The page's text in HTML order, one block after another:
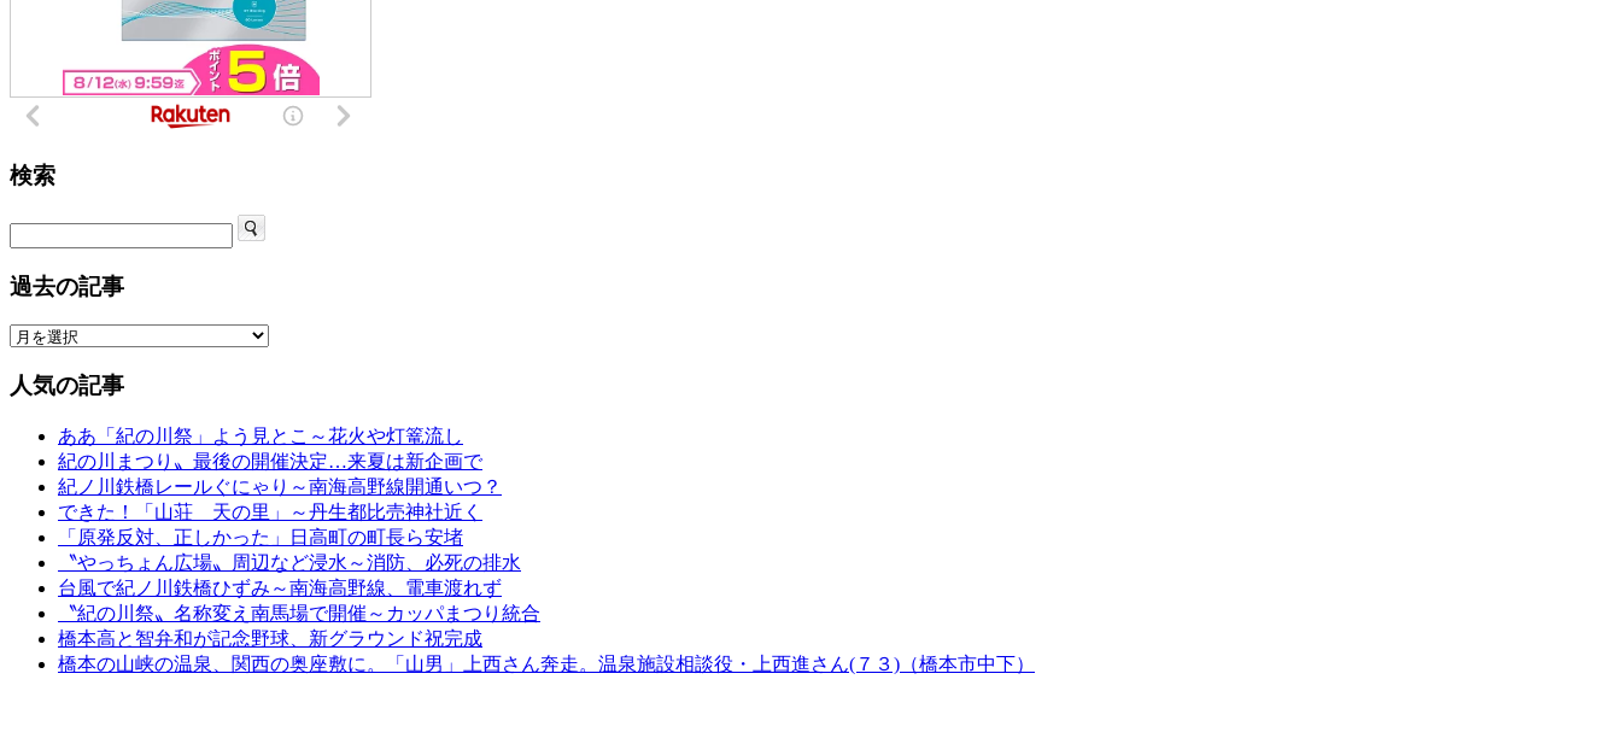
検索
過去の記事
人気の記事
ああ「紀の川祭」よう見とこ～花火や灯篭流し
紀の川まつり〟最後の開催決定…来夏は新企画で
紀ノ川鉄橋レールぐにゃり～南海高野線開通いつ？
できた！「山荘 天の里」～丹生都比売神社近く
「原発反対、正しかった」日高町の町長ら安堵
〝やっちょん広場〟周辺など浸水～消防、必死の排水
台風で紀ノ川鉄橋ひずみ～南海高野線、電車渡れず
〝紀の川祭〟名称変え南馬場で開催～カッパまつり統合
橋本高と智弁和が記念野球、新グラウンド祝完成
橋本の山峡の温泉、関西の奥座敷に。「山男」上西さん奔走。温泉施設相談役・上西進さん(７３)（橋本市中下）